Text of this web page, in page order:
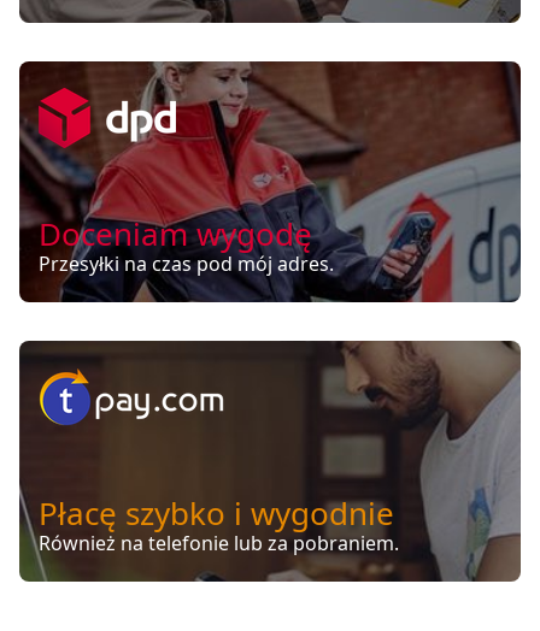
Doceniam wygodę
Przesyłki na czas pod mój adres.
Płacę szybko i wygodnie
Również na telefonie lub za pobraniem.